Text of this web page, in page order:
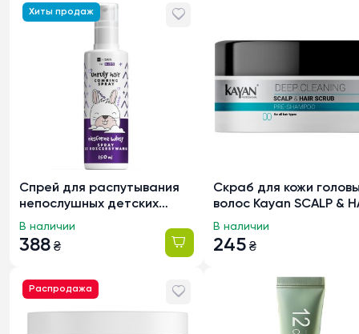
Хиты продаж
Спрей для распутывания
непослушных детских
волос HiSkin Kids Unruly,
150мл
388 ₴
В наличии
Скраб для кожи
волос Kayan SCALP &
SCRUB миндальный,
245 ₴
В наличии
Распродажа